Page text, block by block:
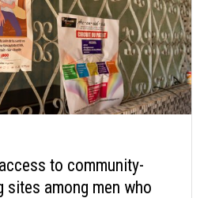
to community-
sites among men who